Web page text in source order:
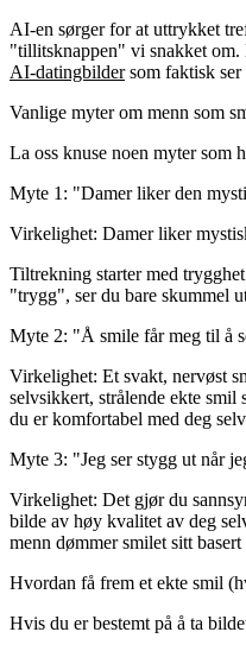
AI-en sørger for at uttrykket
"tillitsknappen" vi snakket om.
AI-datingbildersom faktisk ser
Vanlige myter om menn som
La oss knuse noen myter som
Myte 1: "Damer liker den
Virkelighet: Damer liker
Tiltrekning starter med
"trygg", ser du bare skummel
Myte 2: "Å smile får meg til å
Virkelighet: Et svakt, nervøst
selvsikkert, strålende ekte
du er komfortabel med deg
Myte 3: "Jeg ser stygg ut når
Virkelighet: Det gjør du
bilde av høy kvalitet av deg
menn dømmer smilet sitt
Hvordan få frem et ekte smil
Hvis du er bestemt på å ta